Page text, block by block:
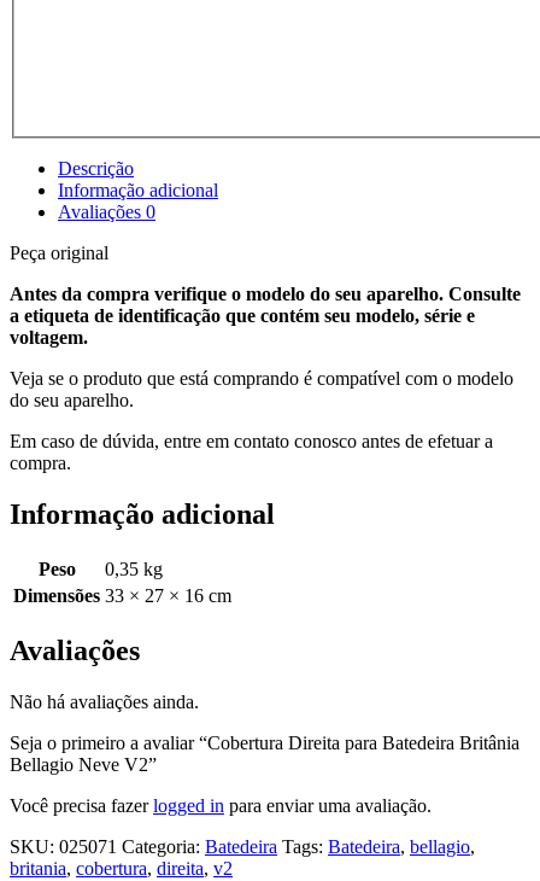
Descrição
Informação adicional
Avaliações 0
Peça original
Antes da compra verifique o modelo do seu aparelho. Consulte
a etiqueta de identificação que contém seu modelo, série e
voltagem.
Veja se o produto que está comprando é compatível com o modelo
do seu aparelho.
Em caso de dúvida, entre em contato conosco antes de efetuar a
compra.
Informação adicional
Peso
0,35 kg
Dimensões 33 × 27 × 16 cm
Avaliações
Não há avaliações ainda.
Seja o primeiro a avaliar “Cobertura Direita para Batedeira Britânia
Bellagio Neve V2”
Você precisa fazerlogged in para enviar uma avaliação.
SKU: 025071 Categoria: Batedeira Tags: Batedeira, bellagio,
britania, cobertura, direita, v2